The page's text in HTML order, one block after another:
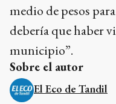
medio de pesos
debería que haber
municipio”.
Sobre el autor
El Eco de Tandil